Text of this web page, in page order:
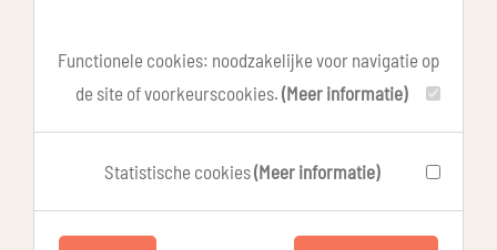
Functionele cookies: noodzakelijke voor navigatie op
de site of voorkeurscookies. (Meer informatie)
Statistische cookies(Meer informatie)